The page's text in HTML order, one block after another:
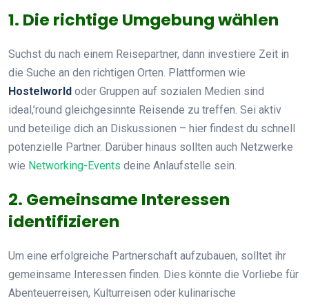
1. Die richtige Umgebung wählen
Suchst du nach einem Reisepartner, dann investiere Zeit in
die Suche an den richtigen Orten. Plattformen wie
Hostelworld oder Gruppen auf sozialen Medien sind
ideal,’round gleichgesinnte Reisende zu treffen. Sei aktiv
und beteilige dich an Diskussionen – hier findest du schnell
potenzielle Partner. Darüber hinaus sollten auch Netzwerke
wie Networking-Events deine Anlaufstelle sein.
2. Gemeinsame Interessen
identifizieren
Um eine erfolgreiche Partnerschaft aufzubauen, solltet ihr
gemeinsame Interessen finden. Dies könnte die Vorliebe für
Abenteuerreisen, Kulturreisen oder kulinarische